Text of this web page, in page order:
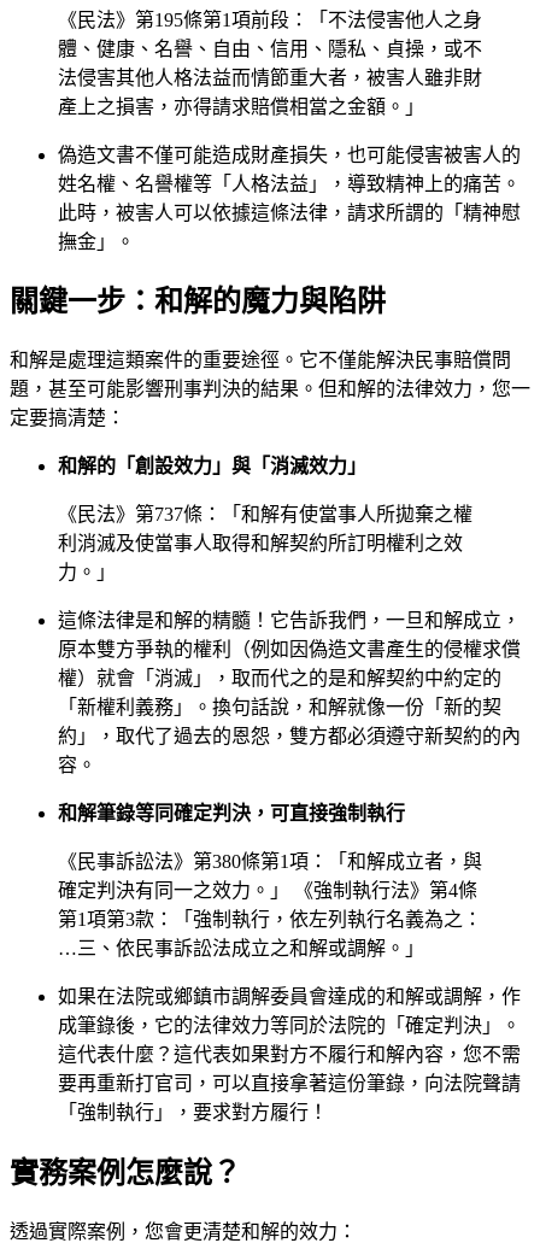
《民法》第195條第1項前段：「不法侵害他人之身
體、健康、名譽、自由、信用、隱私、貞操，或不
法侵害其他人格法益而情節重大者，被害人雖非財
產上之損害，亦得請求賠償相當之金額。」
偽造文書不僅可能造成財產損失，也可能侵害被害人的
姓名權、名譽權等「人格法益」，導致精神上的痛苦。
此時，被害人可以依據這條法律，請求所謂的「精神慰
撫金」。
關鍵一步：和解的魔力與陷阱
和解是處理這類案件的重要途徑。它不僅能解決民事賠償問
題，甚至可能影響刑事判決的結果。但和解的法律效力，您一
定要搞清楚：
和解的「創設效力」與「消滅效力」
《民法》第737條：「和解有使當事人所拋棄之權
利消滅及使當事人取得和解契約所訂明權利之效
力。」
這條法律是和解的精髓！它告訴我們，一旦和解成立，
原本雙方爭執的權利（例如因偽造文書產生的侵權求償
權）就會「消滅」，取而代之的是和解契約中約定的
「新權利義務」。換句話說，和解就像一份「新的契
約」，取代了過去的恩怨，雙方都必須遵守新契約的內
容。
和解筆錄等同確定判決，可直接強制執行
《民事訴訟法》第380條第1項：「和解成立者，與
確定判決有同一之效力。」 《強制執行法》第4條
第1項第3款：「強制執行，依左列執行名義為之：
…三、依民事訴訟法成立之和解或調解。」
如果在法院或鄉鎮市調解委員會達成的和解或調解，作
成筆錄後，它的法律效力等同於法院的「確定判決」。
這代表什麼？這代表如果對方不履行和解內容，您不需
要再重新打官司，可以直接拿著這份筆錄，向法院聲請
「強制執行」，要求對方履行！
實務案例怎麼說？
透過實際案例，您會更清楚和解的效力：